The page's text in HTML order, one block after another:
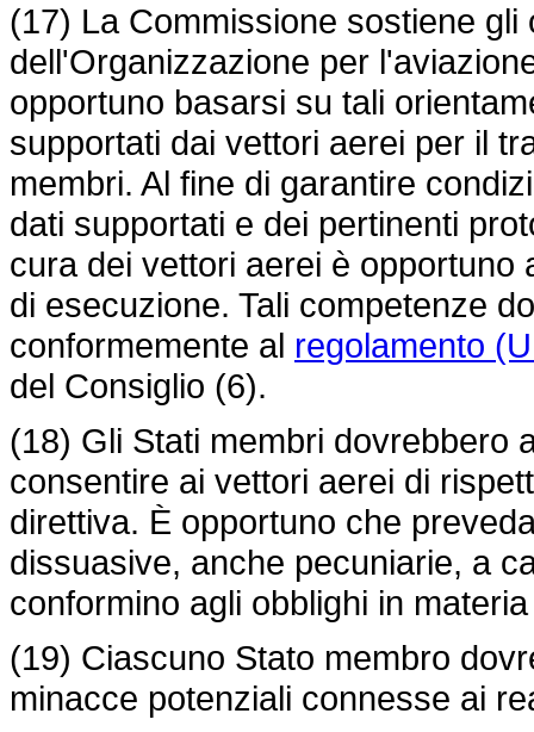
(17) La Commissione sostiene gli
dell'Organizzazione per
opportuno basarsi su tali
supportati dai vettori aerei per il
membri. Al fine di garantire
dati supportati e dei pertinenti
cura dei vettori aerei è
di esecuzione. Tali competenze
conformemente al regolamento
del Consiglio (6).
(18) Gli Stati membri dovrebbero
consentire ai vettori aerei di
direttiva. È opportuno che
dissuasive, anche pecuniarie, a
conformino agli obblighi in
(19) Ciascuno Stato membro
minacce potenziali connesse ai